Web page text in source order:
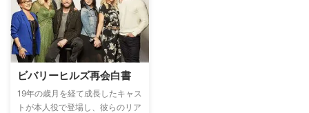
ビバリーヒルズ再会白書
19年の歳月を経て成長したキャス
トが本人役で登場し、彼らのリア